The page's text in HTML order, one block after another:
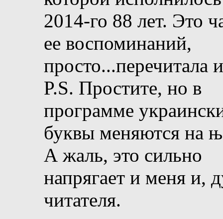
2014-го 88 лет. Это
ее воспоминаний,
просто...перечитала
P.S. Простите, но в
программе
буквы меняются на
А жаль, это сильно
напрягает и меня и,
читателя.